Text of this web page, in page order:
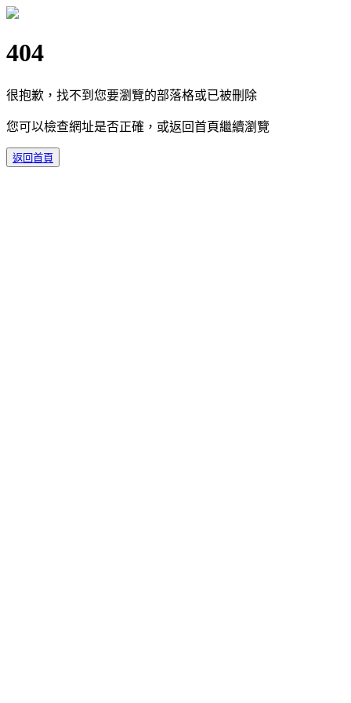
404
很抱歉，找不到您要瀏覽的部落格或已被刪除
您可以檢查網址是否正確，或返回首頁繼續瀏覽
返回首頁